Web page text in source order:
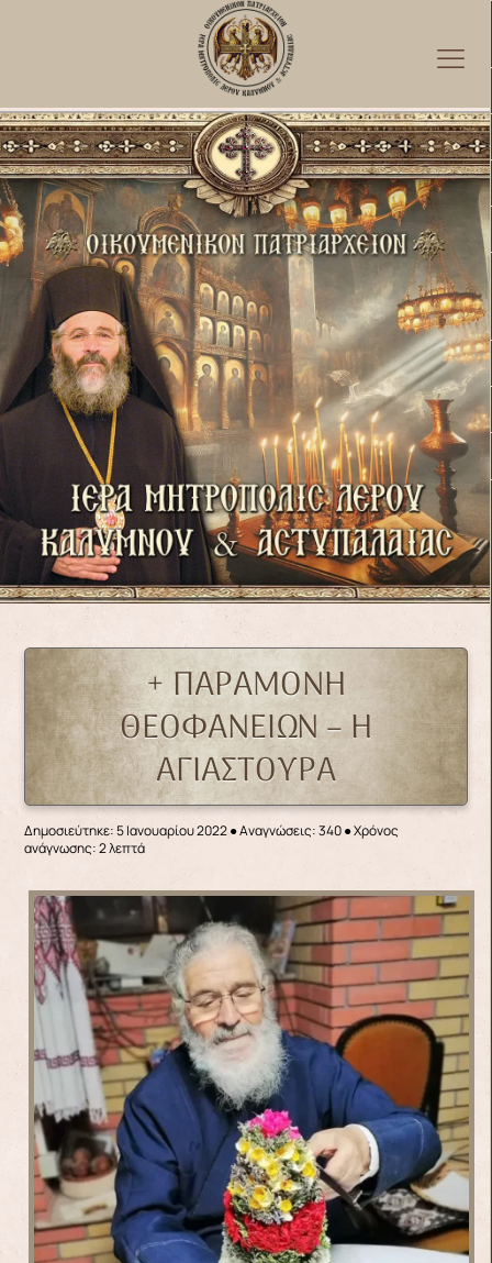
+ ΠΑΡΑΜΟΝΗ
ΘΕΟΦΑΝΕΙΩΝ – Η
ΑΓΙΑΣΤΟΥΡΑ
Δημοσιεύτηκε: 5 Ιανουαρίου 2022●Αναγνώσεις: 340● Χρόνος
ανάγνωσης: 2 λεπτά